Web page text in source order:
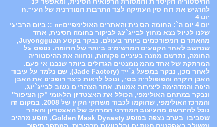
להרגיש את רוח סין העתיקה לצד התרבות המודרנית של העיר.n
יום 4
יום 4 יום ה`: החומה הסינית והאתרים האולימפייםnn :: ביום הרביעי
שלנו לטיול נצא מחוץ לבייג`ינג לביקור בחומה הסינית, אחד
מהאתרים המפורסמים ביותר בעולם. נבקר בקטע Juyongguan,
שנחשב לאחד הקטעים המרשימים ביותר של החומה. נטפס על
החומה, נתרשם ממנה בעיניים פקוחות, ונחווה את ההיסטוריה
המרתקת של אחד מהמונומנטים הגדולים ביותר שנבנו אי פעם.
לאחר מכן, נבקר במפעל ג`ייד (Jade Factory), שם נלמד על עיבוד
האבן היקרה והפופולרית בסין, ונוכל לראות כיצד הופכים את האבן
היפה והמדהימה ליצירות אמנות. אחר הצהריים נשוב לבייג`ינג,
ונבקר במתחם האולימפי, הכולל את האצטדיון הלאומי "קן הציפור"
והמרכז האולימפי, שהוקמו לכבוד משחקי הקיץ של 2008. במקום זה
נוכל להתרשם מהעיצוב המודרני המרהיב של האצטדיון והאזור
שסביבו. בערב נצפה במופע Golden Mask Dynasty, מופע מרהיב
ומשולב באפקטים חזותיים ותלבושות מרהיבות, המספר סיפור